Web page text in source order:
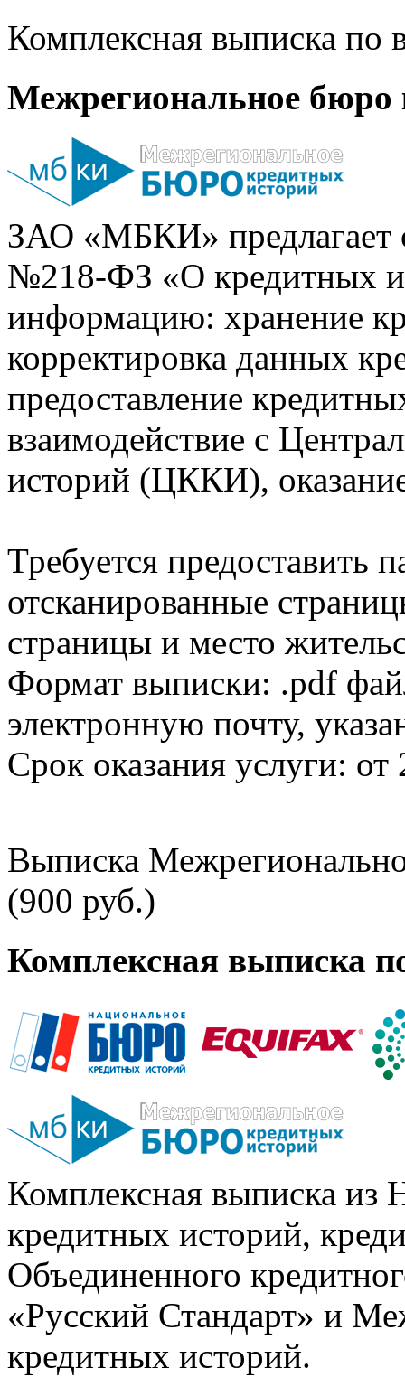
Комплексная выписка
Межрегиональное бюро
ЗАО «МБКИ» предлагает
№218-ФЗ «О кредитных
информацию: хранение
корректировка данных
предоставление
взаимодействие с
историй (ЦККИ),
Требуется предоставить
отсканированные
страницы и место
Формат выписки: .pdf
электронную почту,
Срок оказания услуги: от
Выписка
(900 руб.)
Комплексная выписка
Комплексная выписка из
кредитных историй,
Объединенного
«Русский Стандарт» и
кредитных историй.